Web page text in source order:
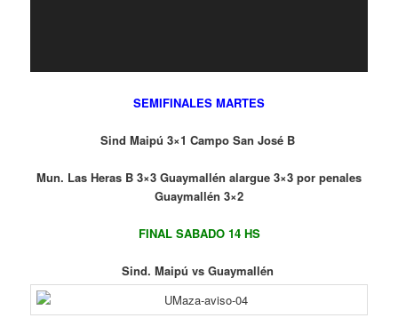
SEMIFINALES MARTES
Sind Maipú 3×1 Campo San José B
Mun. Las Heras B 3×3 Guaymallén alargue 3×3 por penales
Guaymallén 3×2
FINAL SABADO 14 HS
Sind. Maipú vs Guaymallén